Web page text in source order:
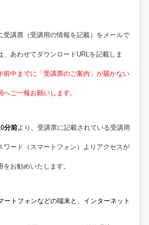
受講票（受講用の情報を記載）をメールで
、あわせてダウンロードURLを記載しま
中までに「受講票のご案内」が届かない
ご一報お願いします。
分前より、受講票に記載されている受講用
ワード（スマートフォン）よりアクセスが
お勧めいたします。
ートフォンなどの端末と、インターネット